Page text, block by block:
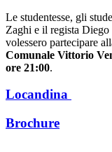
Le studentesse, gli
Zaghi e il regista
volessero partecipare
Comunale Vittorio
ore 21:00.
Locandina
Brochure